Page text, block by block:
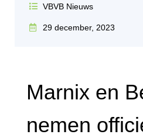
VBVB Nieuws
29 december, 2023
Marnix en
nemen